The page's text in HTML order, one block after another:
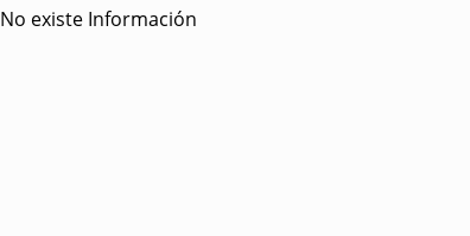
No existe Información